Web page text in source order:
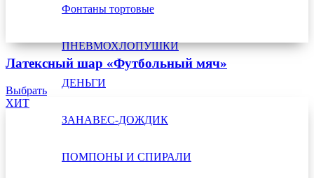
Фонтаны тортовые
ПНЕВМОХЛОПУШКИ
ДЕНЬГИ
ЗАНАВЕС-ДОЖДИК
ПОМПОНЫ И СПИРАЛИ
Латексный шар «Футбольный мяч»
Выбрать
ХИТ